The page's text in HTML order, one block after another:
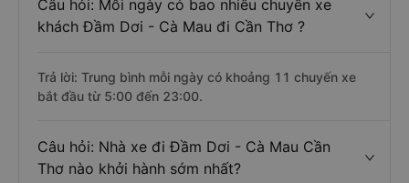
Câu hỏi: Mỗi ngày có bao nhiêu chuyến xe
khách Đầm Dơi - Cà Mau đi Cần Thơ ?
Trả lời: Trung bình mỗi ngày có khoảng 11 chuyến xe
bắt đầu từ 5:00 đến 23:00.
Câu hỏi: Nhà xe đi Đầm Dơi - Cà Mau Cần
Thơ nào khởi hành sớm nhất?